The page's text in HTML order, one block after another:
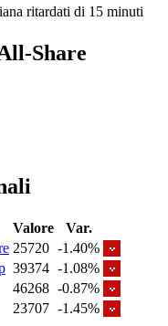
ritardati di 15 minuti
Share
Valore
Var.
25720 -1.40%
39374 -1.08%
46268 -0.87%
23707 -1.45%